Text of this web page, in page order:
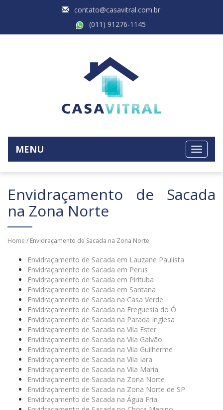
contato@casavitral.com.br
(011) 91276-1145
MENU
Envidraçamento de Sacada
na Zona Norte
Home / Envidraçamento de Sacada na Zona Norte
Envidraçamento de Sacada em Lauzane Paulista
Envidraçamento de Sacada em Perus
Envidraçamento de Sacada em Pirituba
Envidraçamento de Sacada em Santana
Envidraçamento de Sacada na Casa Verde
Envidraçamento de Sacada na Freguesia do Ó
Envidraçamento de Sacada na Parada Inglesa
Envidraçamento de Sacada na Vila Ester
Envidraçamento de Sacada na Vila Galvão
Envidraçamento de Sacada na Vila Guilherme
Envidraçamento de Sacada na Vila Iara
Envidraçamento de Sacada na Vila Maria
Envidraçamento de Sacada na Zona Norte
Envidraçamento de Sacada na Zona Norte de SP
Envidraçamento de Sacada na Água Fria